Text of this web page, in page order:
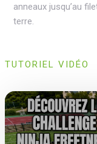
anneaux jusqu’au
terre.
TUTORIEL VIDÉO